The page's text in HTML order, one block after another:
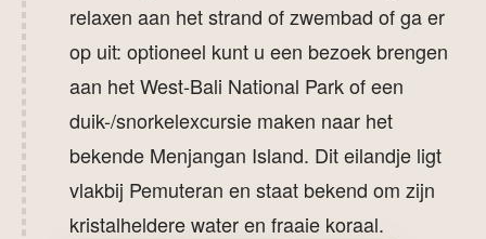
relaxen aan het strand of zwembad of ga er
op uit: optioneel kunt u een bezoek brengen
aan het West-Bali National Park of een
duik-/snorkelexcursie maken naar het
bekende Menjangan Island. Dit eilandje ligt
vlakbij Pemuteran en staat bekend om zijn
kristalheldere water en fraaie koraal.